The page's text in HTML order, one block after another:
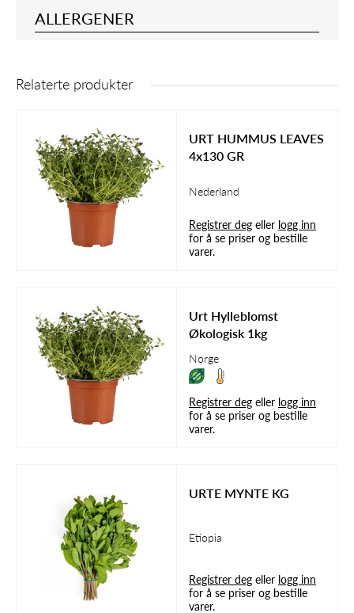
ALLERGENER
Relaterte produkter
URT HUMMUS LEAVES
4x130 GR
Nederland
Registrer deg eller logg inn
for å se priser og bestille
varer.
Urt Hylleblomst
Økologisk 1kg
Norge
Registrer deg eller logg inn
for å se priser og bestille
varer.
URTE MYNTE KG
Etiopia
Registrer deg eller logg inn
for å se priser og bestille
varer.